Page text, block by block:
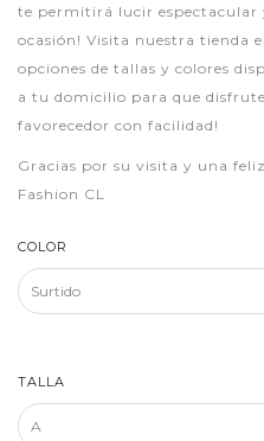
te permitirá lucir espectacular
ocasión! Visita nuestra tienda
opciones de tallas y colores
a tu domicilio para que
favorecedor con facilidad!
Gracias por su visita y una
Fashion CL
COLOR
TALLA